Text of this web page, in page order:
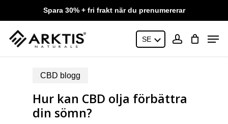
content
Spara 30% + fri frakt när du prenumererar
SE
account
CBD blogg
Hur kan CBD olja förbättra
din sömn?
Menu